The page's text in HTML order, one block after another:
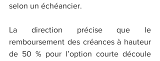
selon un échéancier.
La direction précise que le
remboursement des créances à hauteur
de 50 % pour l’option courte découle